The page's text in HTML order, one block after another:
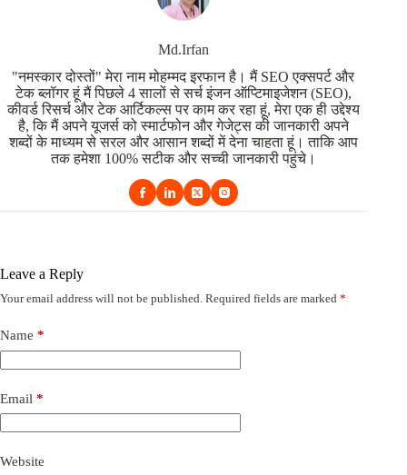
Md.Irfan
"नमस्कार दोस्तों" मेरा नाम मोहम्मद इरफान है। मैं SEO एक्सपर्ट और
टेक ब्लॉगर हूं मैं पिछले 4 सालों से सर्च इंजन ऑप्टिमाइजेशन (SEO),
कीवर्ड रिसर्च और टेक आर्टिकल्स पर काम कर रहा हूं, मेरा एक ही उद्देश्य
है, कि मैं अपने यूजर्स को स्मार्टफोन और गेजेट्स की जानकारी अपने
शब्दों के माध्यम से सरल और आसान शब्दों में देना चाहता हूं। ताकि आप
तक हमेशा 100% सटीक और सच्ची जानकारी पहुंचे।
Leave a Reply
Your email address will not be published. Required fields are marked *
Name *
Email *
Website